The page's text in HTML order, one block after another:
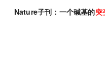
Nature子刊：一个碱基的突